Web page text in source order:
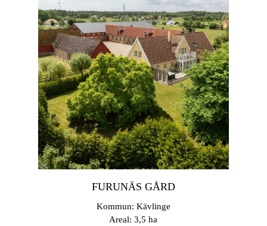
FURUNÄS GÅRD
Kommun: Kävlinge
Areal: 3,5 ha